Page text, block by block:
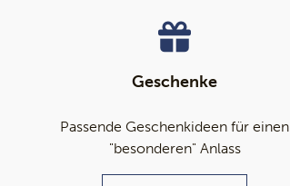
Geschenke
Passende Geschenkideen für einen
"besonderen" Anlass